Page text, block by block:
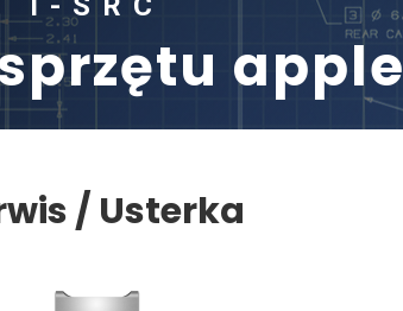
apple
/ Usterka